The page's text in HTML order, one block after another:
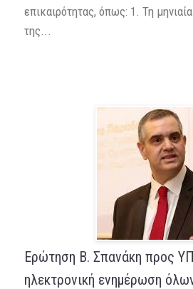
επικαιρότητας, όπως: 1. Τη
της...
Ερώτηση Β. Σπανάκη προς
ηλεκτρονική ενημέρωση